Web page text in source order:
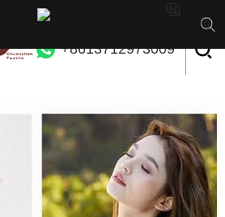
+8613712973009